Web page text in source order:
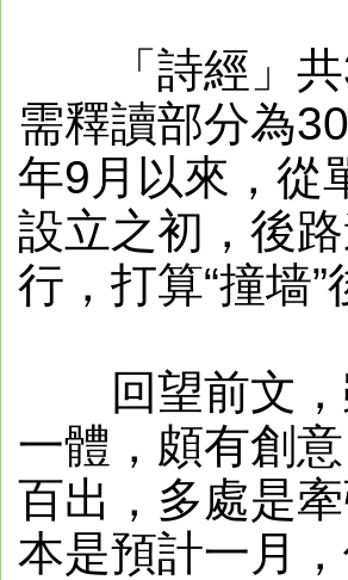
「詩經」共
需釋讀部分為
年9月以來，從
設立之初，後
行，打算“撞墙
回望前文，
一體，頗有創
百出，多處是
本是預計一月